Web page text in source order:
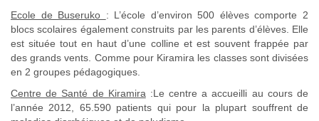
Ecole de Buseruko : L’école d’environ 500 élèves comporte 2
blocs scolaires également construits par les parents d’élèves. Elle
est située tout en haut d’une colline et est souvent frappée par
des grands vents. Comme pour Kiramira les classes sont divisées
en 2 groupes pédagogiques.
Centre de Santé de Kiramira :Le centre a accueilli au cours de
l’année 2012, 65.590 patients qui pour la plupart souffrent de